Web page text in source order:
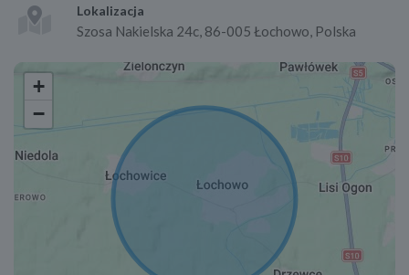
Lokalizacja
Szosa Nakielska 24c, 86-005 Łochowo, Polska
+
−